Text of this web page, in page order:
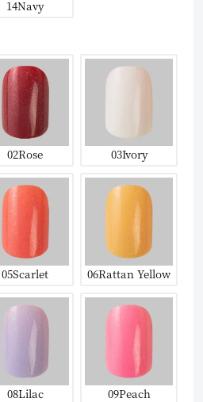
14Navy
02Rose 03Ivory
05Scarlet 06Rattan Yellow
08Lilac 09Peach